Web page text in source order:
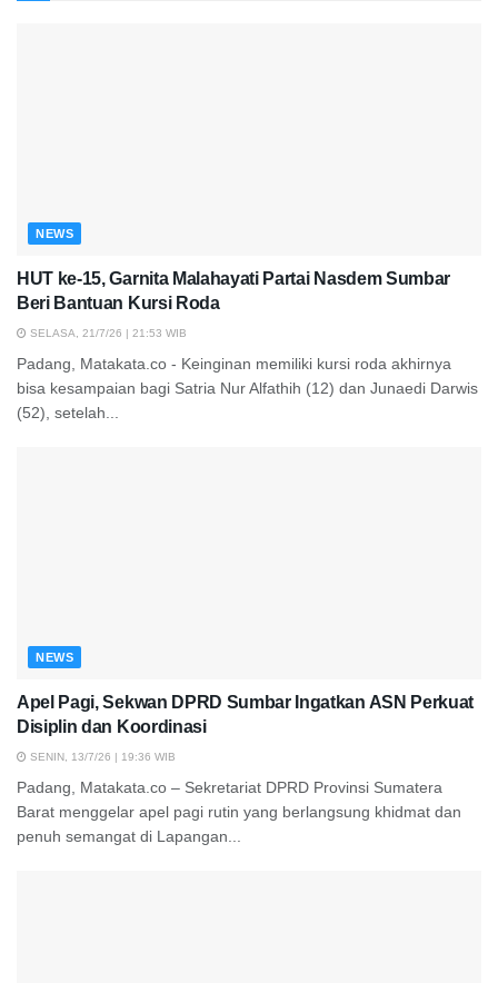
NEWS
HUT ke-15, Garnita Malahayati Partai Nasdem Sumbar
Beri Bantuan Kursi Roda
SELASA, 21/7/26 | 21:53 WIB
Padang, Matakata.co - Keinginan memiliki kursi roda akhirnya
bisa kesampaian bagi Satria Nur Alfathih (12) dan Junaedi Darwis
(52), setelah...
NEWS
Apel Pagi, Sekwan DPRD Sumbar Ingatkan ASN Perkuat
Disiplin dan Koordinasi
SENIN, 13/7/26 | 19:36 WIB
Padang, Matakata.co – Sekretariat DPRD Provinsi Sumatera
Barat menggelar apel pagi rutin yang berlangsung khidmat dan
penuh semangat di Lapangan...